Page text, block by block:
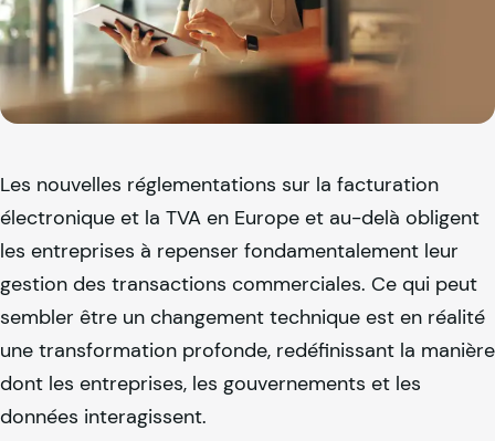
Les nouvelles réglementations sur la facturation
électronique et la TVA en Europe et au-delà obligent
les entreprises à repenser fondamentalement leur
gestion des transactions commerciales. Ce qui peut
sembler être un changement technique est en réalité
une transformation profonde, redéfinissant la manière
dont les entreprises, les gouvernements et les
données interagissent.